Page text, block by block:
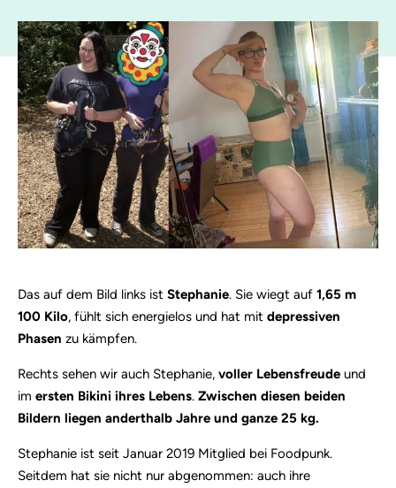
Das auf dem Bild links ist Stephanie. Sie wiegt auf 1,65 m
100 Kilo, fühlt sich energielos und hat mit depressiven
Phasen zu kämpfen.
Rechts sehen wir auch Stephanie, voller Lebensfreude und
im ersten Bikini ihres Lebens. Zwischen diesen beiden
Bildern liegen anderthalb Jahre und ganze 25 kg.
Stephanie ist seit Januar 2019 Mitglied bei Foodpunk.
Seitdem hat sie nicht nur abgenommen: auch ihre